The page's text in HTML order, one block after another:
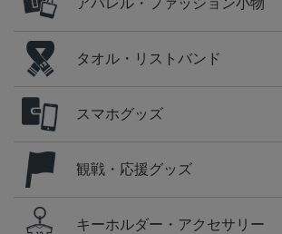
アパレル・ファッション小物
タオル・リストバンド
スマホグッズ
観戦・応援グッズ
キーホルダー・アクセサリー